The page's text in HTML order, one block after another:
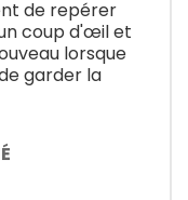
de repérer
coup d'œil et
lorsque
garder la